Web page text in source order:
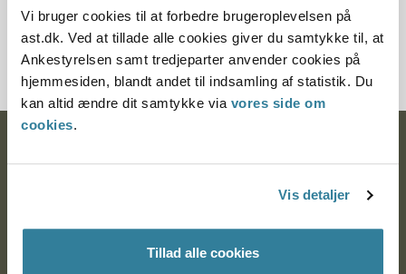
Vi bruger cookies til at forbedre brugeroplevelsen på
ast.dk. Ved at tillade alle cookies giver du samtykke til, at
Ankestyrelsen samt tredjeparter anvender cookies på
hjemmesiden, blandt andet til indsamling af statistik. Du
kan altid ændre dit samtykke via vores side om
cookies.
Vis detaljer
Tillad alle cookies
20189-92
Nytorv 7, 2. sal